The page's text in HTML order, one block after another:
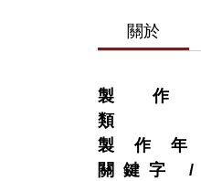
關於
製作
類
製作年
關鍵字 /